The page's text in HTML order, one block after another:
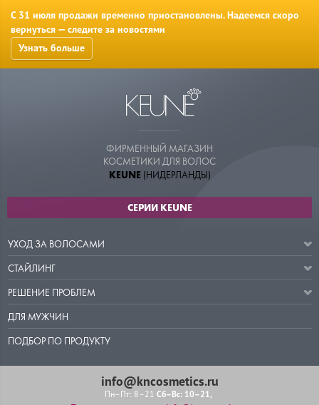
С 31 июля продажи временно приостановлены. Надеемся скоро
вернуться — следите за новостями
Узнать больше
ФИРМЕННЫЙ МАГАЗИН
КОСМЕТИКИ ДЛЯ ВОЛОС
KEUNE(НИДЕРЛАНДЫ)
СЕРИИ KEUNE
УХОД ЗА ВОЛОСАМИ
СТАЙЛИНГ
РЕШЕНИЕ ПРОБЛЕМ
ДЛЯ МУЖЧИН
ПОДБОР ПО ПРОДУКТУ
info@kncosmetics.ru
Пн–Пт: 8–21 Сб–Вс: 10–21